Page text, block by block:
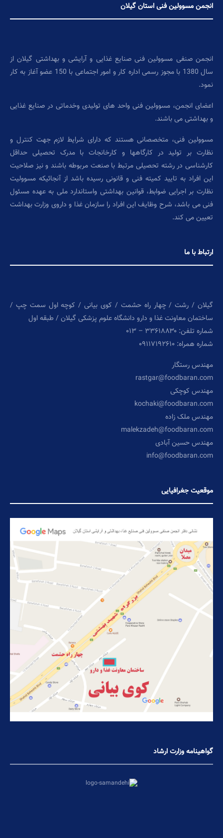
انجمن مسوولین فنی استان گیلان
انجمن صنفی مسوولین فنی صنایع غذایی و آرایشی و بهداشتی گیلان از
سال 1380 با مجوز رسمی اداره کار و امور اجتماعی با 150 عضو آغاز به کار
نمود.
اعضای انجمن، مسوولین فنی واحد های تولیدی وخدماتی در صنایع غذایی
و بهداشتی می باشند.
مسوولین فنی، متخصصانی هستند که دارای شرایط لازم جهت کنترل و
نظارت بر تولید در کارگاهها و کارخانجات با مدرک تحصیلی حداقل
کارشناسی در رشته تحصیلی مرتبط با صنعت مربوطه باشند و نیز صلاحیت
این افراد به تایید کمیته فنی و قانونی رسیده باشد از آنجائیکه مسوولیت
نظارت بر اجرایی ضوابط، قوانین بهداشتی واستاندارد ملی به عهده مسئول
فنی می باشد، شرح وظایف این افراد را سازمان غذا و داروی وزارت بهداشت
تعیین می کند.
ارتباط با ما
گیلان / رشت / چهار راه حشمت / کوی بیانی / کوچه اول سمت چپ /
ساختمان معاونت غذا و دارو دانشگاه علوم پزشکی گیلان / طبقه اول
شماره تلفن: ۳۳۶۱۸۸۳۰ – ۰۱۳
شماره همراه: ۰۹۱۱۷۱۹۲۶۱۰
مهندس رستگار
rastgar@foodbaran.com
مهندس کوچکی
kochaki@foodbaran.com
مهندس ملک زاده
malekzadeh@foodbaran.com
مهندس حسین آبادی
info@foodbaran.com
موقعیت جغرافیایی
گواهینامه وزارت ارشاد